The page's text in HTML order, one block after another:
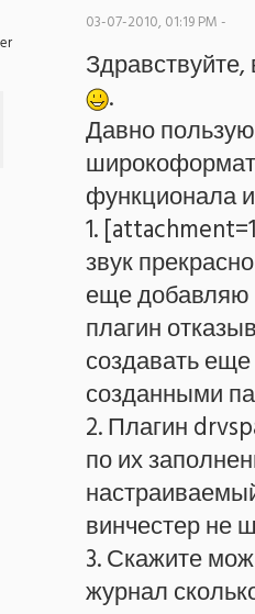
03-07-2010, 01:19 PM -
.
Давно
функционала
1.
звук
еще добавляю
плагин
создавать
созданными
2. Плагин
по их
винчестер не
3. Скажите
журнал